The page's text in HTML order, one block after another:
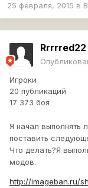
25 февраля, 2015 в
Rrrrred22
Игроки
20 публикаций
17 373 боя
Я начал выполнять
поставить
Что делать?Я
модов.
http://imageban.ru/